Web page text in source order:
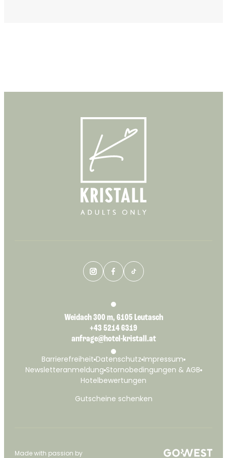
Weidach 300 m, 6105 Leutasch
+43 5214 6319
anfrage@hotel-kristall.at
Barrierefreiheit Datenschutz Impressum
Newsletteranmeldung Stornobedingungen & AGB
Hotelbewertungen
Gutscheine schenken
Made with passion by